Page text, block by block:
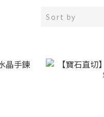
Sort by